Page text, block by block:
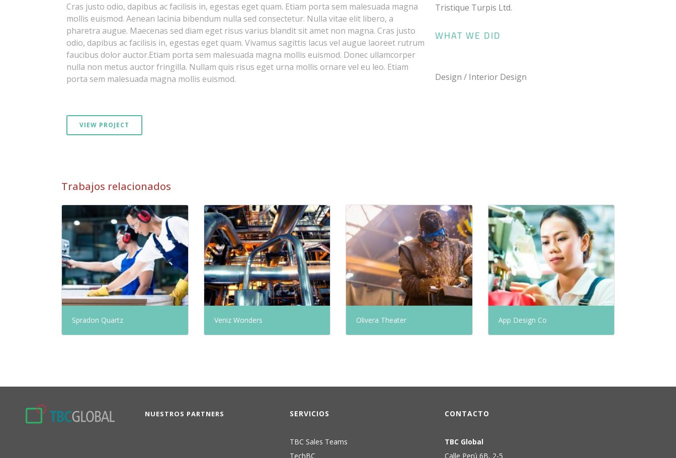
Cras justo odio, dapibus ac facilisis in, egestas eget quam. Etiam porta sem malesuada magna
mollis euismod. Aenean lacinia bibendum nulla sed consectetur. Nulla vitae elit libero, a
pharetra augue. Maecenas sed diam eget risus varius blandit sit amet non magna. Cras justo
odio, dapibus ac facilisis in, egestas eget quam. Vivamus sagittis lacus vel augue laoreet rutrum
faucibus dolor auctor.Etiam porta sem malesuada magna mollis euismod. Donec ullamcorper
nulla non metus auctor fringilla. Nullam quis risus eget urna mollis ornare vel eu leo. Etiam
porta sem malesuada magna mollis euismod.
VIEW PROJECT
Tristique Turpis Ltd.
WHAT WE DID
Design / Interior Design
Trabajos relacionados
Spradon Quartz Veniz Wonders Olivera Theater App Design Co
NUESTROS PARTNERS SERVICIOS
TBC Sales Teams
TechBC
CONTACTO
TBC Global
Calle Perú 6B, 2-5